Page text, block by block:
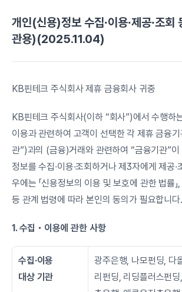
개인(신용)정보 수집∙이용∙제공∙조회
관용)(2025.11.04)
KB핀테크 주식회사 제휴 금융회사 귀중
KB핀테크 주식회사(이하 “회사”)에서 수행하
이용과 관련하여 고객이 선택한 각 제휴 금융기
관”)과의 (금융)거래와 관련하여 “금융기관”
정보를 수집∙이용∙조회하거나 제3자에게 제공
우에는 「신용정보의 이용 및 보호에 관한 법률」,
등 관계 법령에 따라 본인의 동의가 필요합니다.
1. 수집・이용에 관한 사항
수집∙이용
대상 기관
광주은행, 나모펀딩, 다
리펀딩, 리딩플러스펀